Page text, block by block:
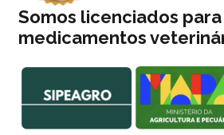
Somos licenciados
medicamentos